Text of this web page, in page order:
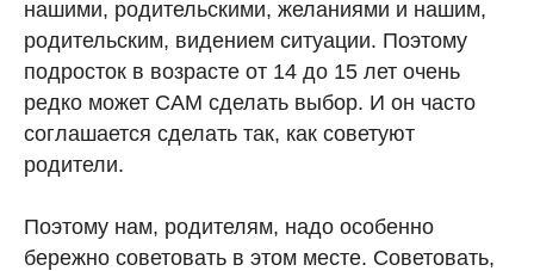
нашими, родительскими, желаниями и нашим,
родительским, видением ситуации. Поэтому
подросток в возрасте от 14 до 15 лет очень
редко может САМ сделать выбор. И он часто
соглашается сделать так, как советуют
родители.
Поэтому нам, родителям, надо особенно
бережно советовать в этом месте. Советовать,